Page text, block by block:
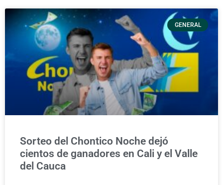
GENERAL
Sorteo del Chontico Noche dejó
cientos de ganadores en Cali y el Valle
del Cauca